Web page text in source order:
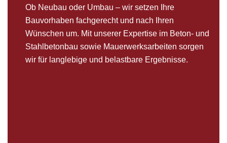
Ob Neubau oder Umbau – wir setzen Ihre
Bauvorhaben fachgerecht und nach Ihren
Wünschen um. Mit unserer Expertise im Beton- und
Stahlbetonbau sowie Mauerwerksarbeiten sorgen
wir für langlebige und belastbare Ergebnisse.